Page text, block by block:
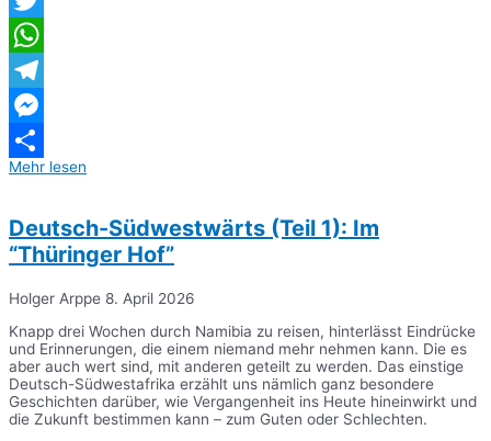
Twitter
WhatsApp
Telegram
Messenger
Teilen
Mehr lesen
Deutsch-Südwestwärts (Teil 1): Im
“Thüringer Hof”
Holger Arppe 8. April 2026
Knapp drei Wochen durch Namibia zu reisen, hinterlässt Eindrücke
und Erinnerungen, die einem niemand mehr nehmen kann. Die es
aber auch wert sind, mit anderen geteilt zu werden. Das einstige
Deutsch-Südwestafrika erzählt uns nämlich ganz besondere
Geschichten darüber, wie Vergangenheit ins Heute hineinwirkt und
die Zukunft bestimmen kann – zum Guten oder Schlechten.